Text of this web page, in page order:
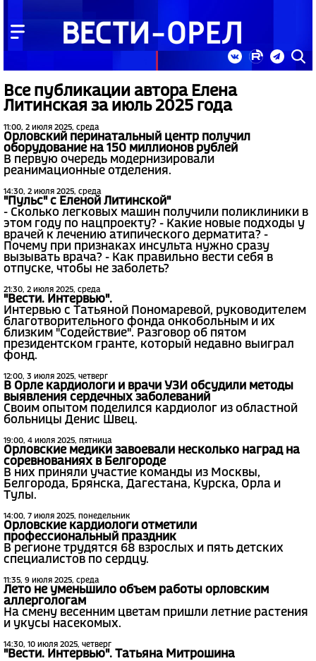
Все публикации автора Елена
Литинская за июль 2025 года
11:00, 2 июля 2025, среда
Орловский перинатальный центр получил
оборудование на 150 миллионов рублей
В первую очередь модернизировали
реанимационные отделения.
14:30, 2 июля 2025, среда
"Пульс" с Еленой Литинской"
- Сколько легковых машин получили поликлиники в
этом году по нацпроекту? - Какие новые подходы у
врачей к лечению атипического дерматита? -
Почему при признаках инсульта нужно сразу
вызывать врача? - Как правильно вести себя в
отпуске, чтобы не заболеть?
21:30, 2 июля 2025, среда
"Вести. Интервью".
Интервью с Татьяной Пономаревой, руководителем
благотворительного фонда онкобольным и их
близким "Содействие". Разговор об пятом
президентском гранте, который недавно выиграл
фонд.
12:00, 3 июля 2025, четверг
В Орле кардиологи и врачи УЗИ обсудили методы
выявления сердечных заболеваний
Своим опытом поделился кардиолог из областной
больницы Денис Швец.
19:00, 4 июля 2025, пятница
Орловские медики завоевали несколько наград на
соревнованиях в Белгороде
В них приняли участие команды из Москвы,
Белгорода, Брянска, Дагестана, Курска, Орла и
Тулы.
14:00, 7 июля 2025, понедельник
Орловские кардиологи отметили
профессиональный праздник
В регионе трудятся 68 взрослых и пять детских
специалистов по сердцу.
11:35, 9 июля 2025, среда
Лето не уменьшило объем работы орловским
аллергологам
На смену весенним цветам пришли летние растения
и укусы насекомых.
14:30, 10 июля 2025, четверг
"Вести. Интервью". Татьяна Митрошина